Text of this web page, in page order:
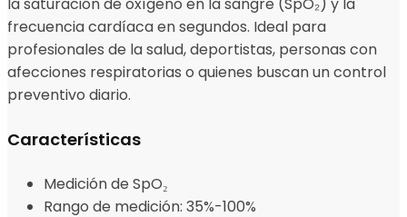
la saturación de oxígeno en la sangre (SpO₂) y la
frecuencia cardíaca en segundos. Ideal para
profesionales de la salud, deportistas, personas con
afecciones respiratorias o quienes buscan un control
preventivo diario.
Características
Medición de SpO₂
Rango de medición: 35%-100%